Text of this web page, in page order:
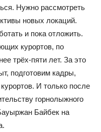
Нужно рассмотреть
новых локаций.
и пока отложить.
курортов, по
трёх-пяти лет. За это
подготовим кадры,
И только после
горнолыжного
Байбек на